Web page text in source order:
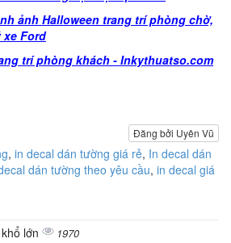
ảnh Halloween trang trí phòng chờ,
Ford
trí phòng khách - Inkythuatso.com
Đăng bởi Uyên Vũ
, in decal dán tường giá rẻ, In decal dán
dán tường theo yêu cầu, in decal giá
lớn 1970